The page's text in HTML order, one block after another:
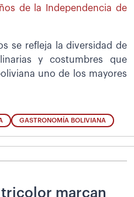
de la Independencia de
se refleja la diversidad de
y costumbres que
uno de los mayores
GASTRONOMÍA BOLIVIANA
tricolor marcan